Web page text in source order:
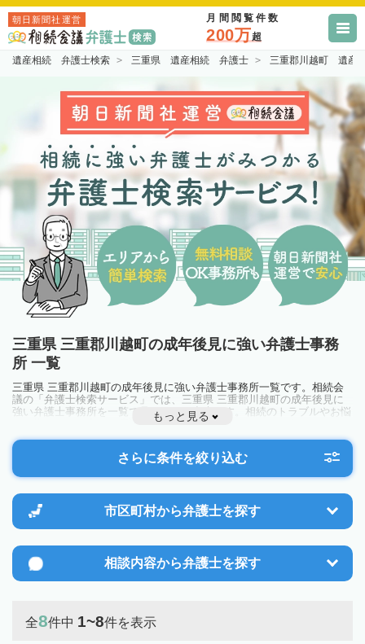
朝日新聞社運営 月間閲覧件数
200万超
遺産相続 弁護士検索 三重県 遺産相続 弁護士 三重郡川越町 遺産
三重県 三重郡川越町の成年後見に強い弁護士事務
所 一覧
三重県 三重郡川越町の成年後見に強い弁護士事務所一覧です。相続会
議の「弁護士検索サービス」では、三重県 三重郡川越町の成年後見に
強い弁護士事務所を一覧で見ることが出来ます。相続のトラブルやお悩
みを抱えている方は一度近隣の弁護士に相談してみましょう。
もっと見る
さらに条件を絞り込む
市区町村から弁護士を探す
相談内容から弁護士を探す
全8件中 1~8件を表示